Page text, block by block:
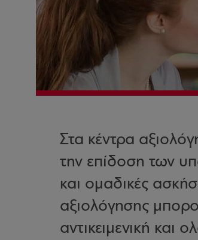
Στα κέντρα
την επίδοση των
και ομαδικές
αξιολόγησης
αντικειμενική και